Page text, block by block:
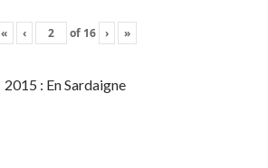
« ‹ of 16 › »
2015 : En Sardaigne